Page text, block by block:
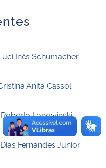
Humanos
Inês Schumacher
Anita Cassol
Langwinski
Fernandes Junior